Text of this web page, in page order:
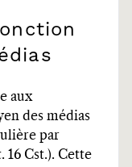
aux
des médias
par
Cst.). Cette